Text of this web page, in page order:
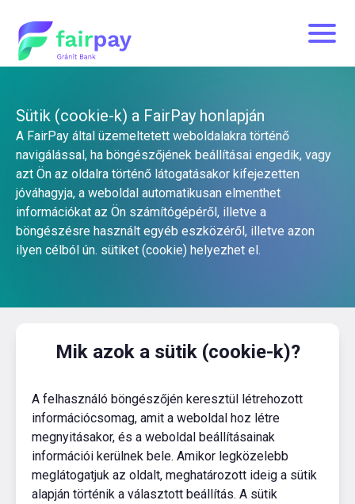
Sütik (cookie-k) a FairPay honlapján
A FairPay által üzemeltetett weboldalakra történő
navigálással, ha böngészőjének beállításai engedik, vagy
azt Ön az oldalra történő látogatásakor kifejezetten
jóváhagyja, a weboldal automatikusan elmenthet
információkat az Ön számítógépéről, illetve a
böngészésre használt egyéb eszközéről, illetve azon
ilyen célból ún. sütiket (cookie) helyezhet el.
Mik azok a sütik (cookie-k)?
A felhasználó böngészőjén keresztül létrehozott
információcsomag, amit a weboldal hoz létre
megnyitásakor, és a weboldal beállításainak
információi kerülnek bele. Amikor legközelebb
meglátogatjuk az oldalt, meghatározott ideig a sütik
alapján történik a választott beállítás. A sütik